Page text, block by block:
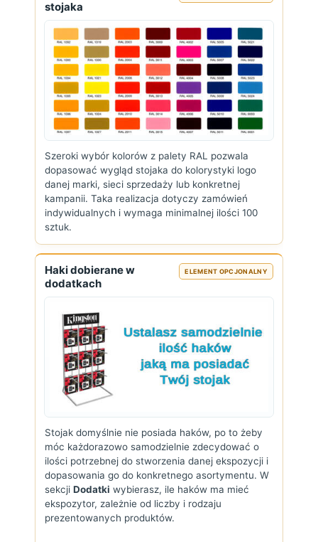
stojaka
Szeroki wybór kolorów z palety RAL pozwala
dopasować wygląd stojaka do kolorystyki logo
danej marki, sieci sprzedaży lub konkretnej
kampanii. Taka realizacja dotyczy zamówień
indywidualnych i wymaga minimalnej ilości 100
sztuk.
Haki dobierane w
dodatkach
ELEMENT OPCJONALNY
Stojak domyślnie nie posiada haków, po to żeby
móc każdorazowo samodzielnie zdecydować o
ilości potrzebnej do stworzenia danej ekspozycji i
dopasowania go do konkretnego asortymentu. W
sekcji Dodatki wybierasz, ile haków ma mieć
ekspozytor, zależnie od liczby i rodzaju
prezentowanych produktów.